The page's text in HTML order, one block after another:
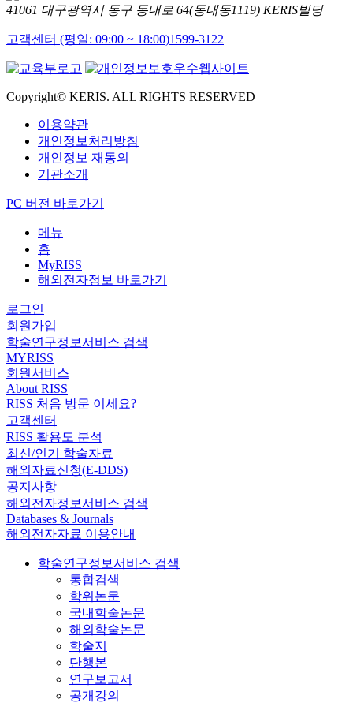
41061 대구광역시 동구 동내로 64(동내동1119) KERIS빌딩
고객센터 (평일: 09:00 ~ 18:00)1599-3122
Copyright© KERIS. ALL RIGHTS RESERVED
이용약관
개인정보처리방침
개인정보 재동의
기관소개
PC 버전 바로가기
메뉴
홈
MyRISS
해외전자정보 바로가기
로그인
회원가입
학술연구정보서비스 검색
MYRISS
회원서비스
About RISS
RISS 처음 방문 이세요?
고객센터
RISS 활용도 분석
최신/인기 학술자료
해외자료신청(E-DDS)
공지사항
해외전자정보서비스 검색
Databases & Journals
해외전자자료 이용안내
학술연구정보서비스 검색
통합검색
학위논문
국내학술논문
해외학술논문
학술지
단행본
연구보고서
공개강의